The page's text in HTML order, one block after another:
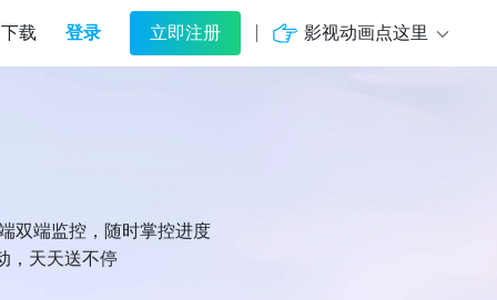
下载 登录 立即注册 影视动画点这里
双端监控，随时掌控进度
，天天送不停